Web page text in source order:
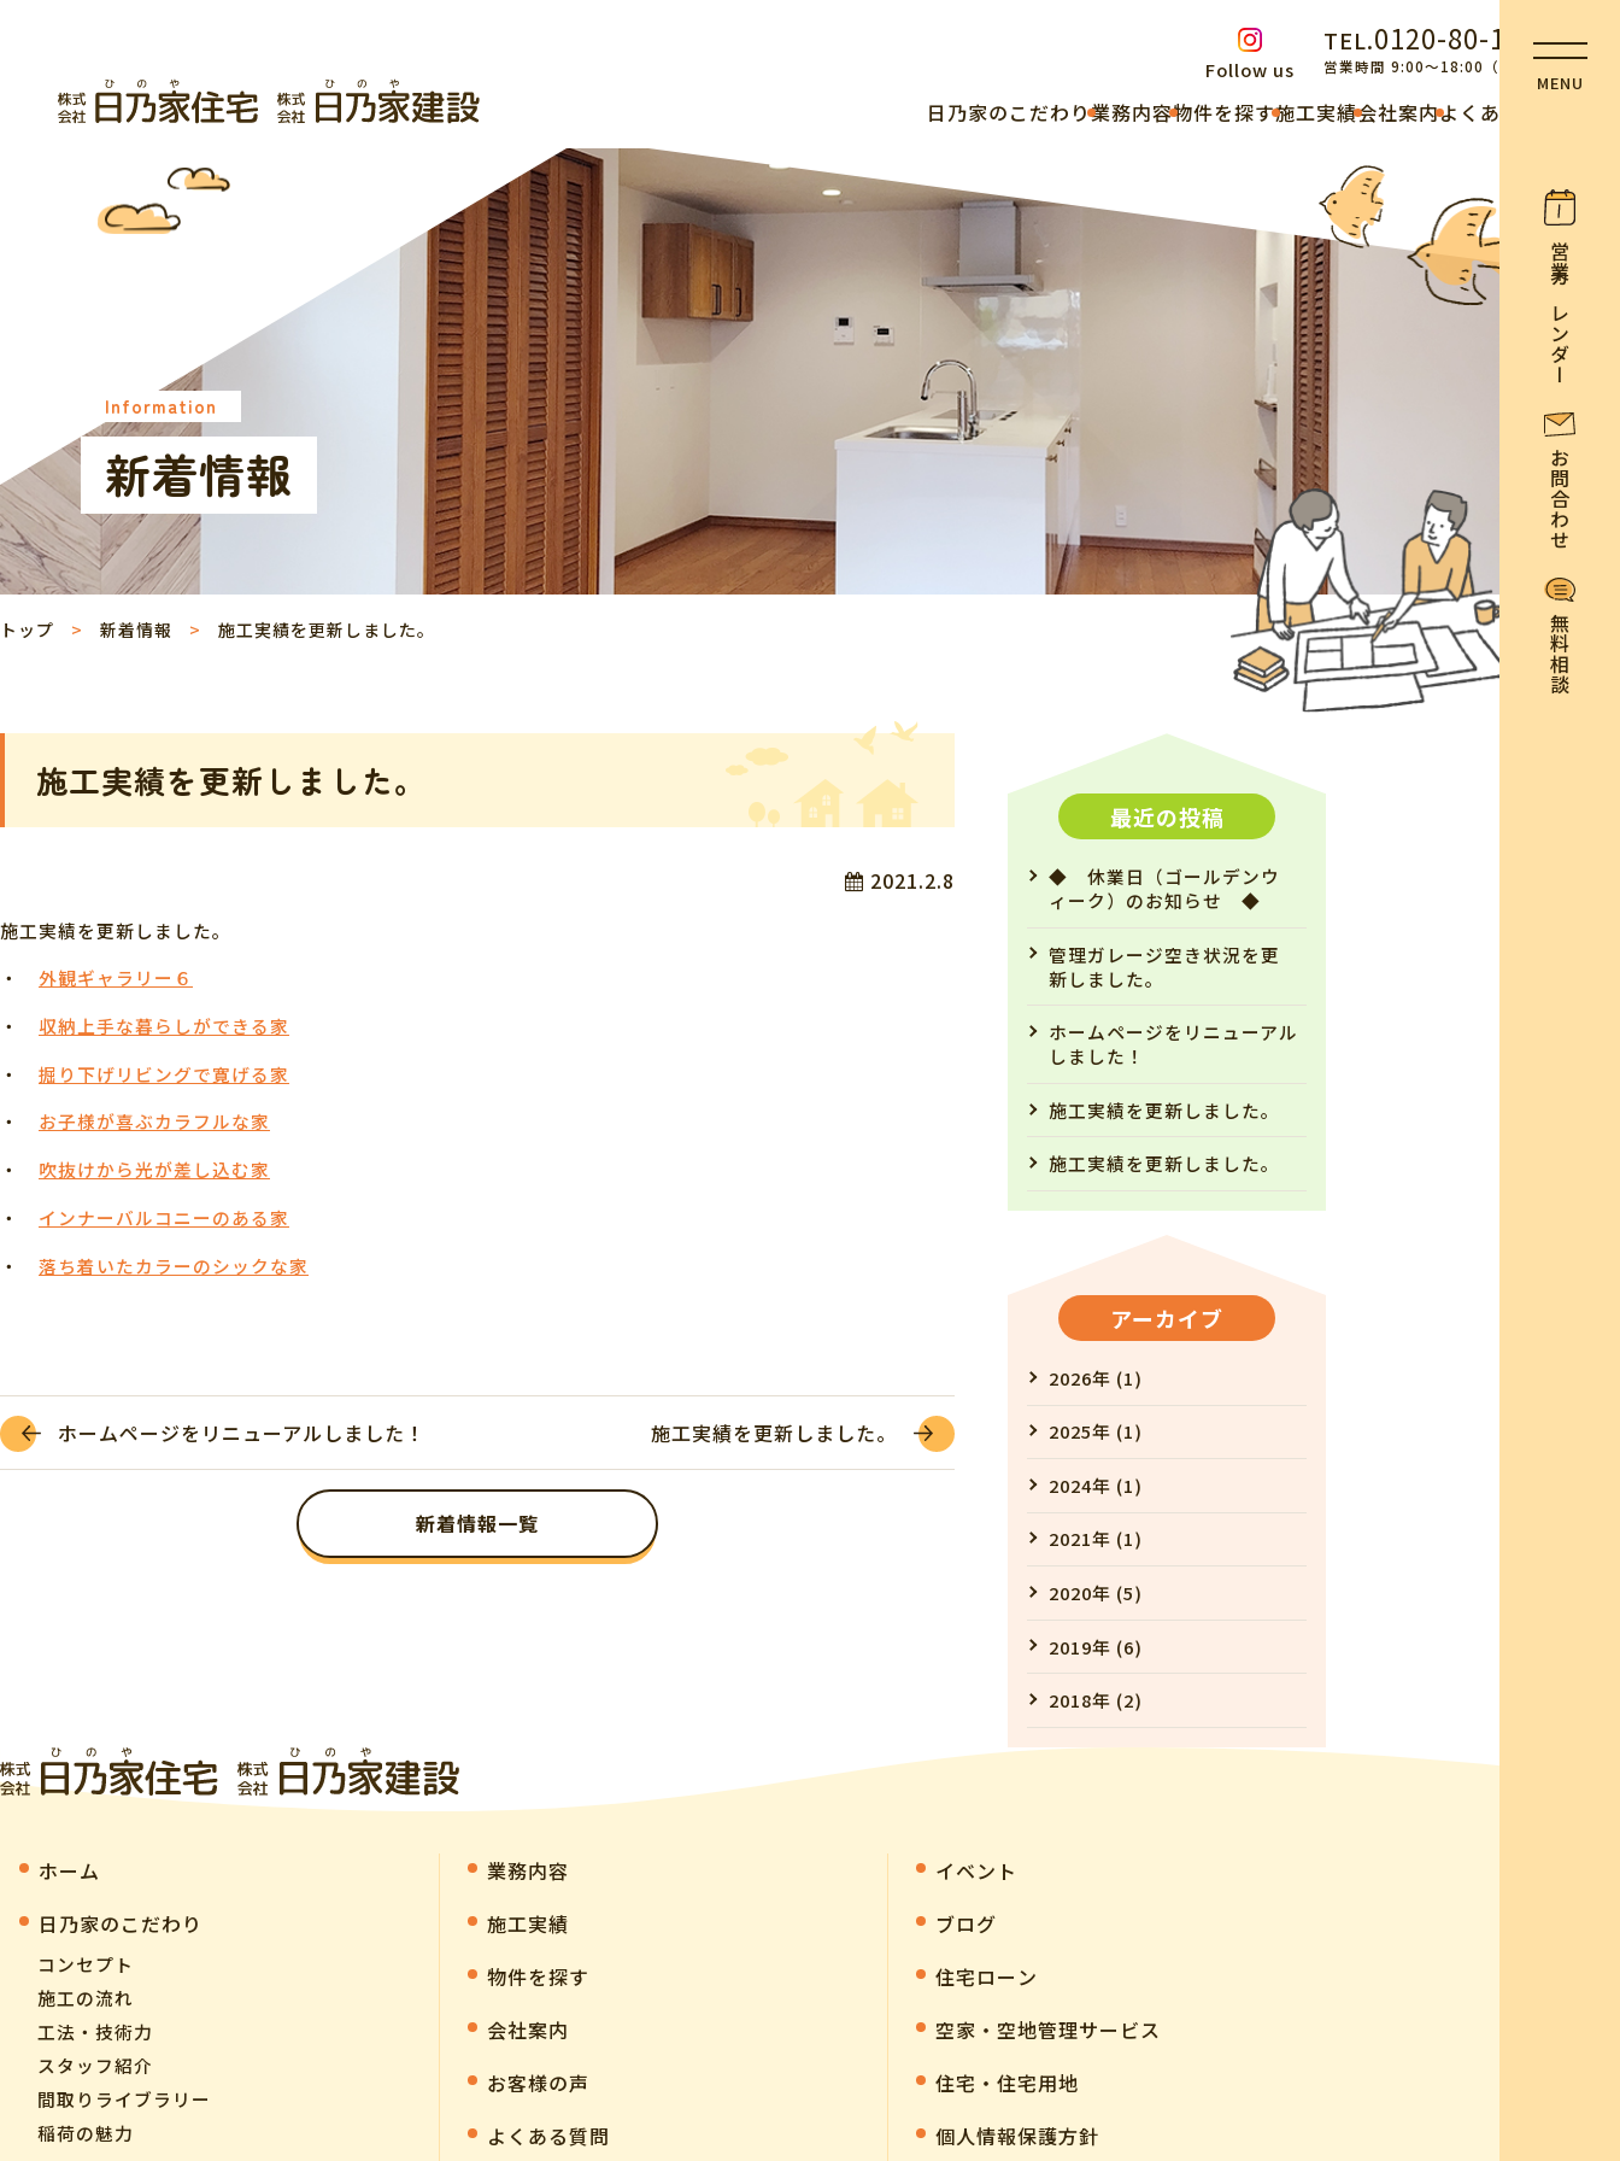
Follow us
TEL.0120-80-1118
営業時間 9:00～18:00（不定休）
⽇乃家のこだわり業務内容物件を探す施工実績会社案内よくある質問
営業カレンダー
お問合わせ
無料相談
Information
新着情報
トップ 新着情報 施工実績を更新しました。
施工実績を更新しました。
2021.2.8
施工実績を更新しました。
・ 外観ギャラリー６
・ 収納上手な暮らしができる家
・ 掘り下げリビングで寛げる家
・ お子様が喜ぶカラフルな家
・ 吹抜けから光が差し込む家
・ インナーバルコニーのある家
・ 落ち着いたカラーのシックな家
ホームページをリニューアルしました！ 施工実績を更新しました。
新着情報一覧
最近の投稿
◆ 休業日（ゴールデンウ
ィーク）のお知らせ ◆
管理ガレージ空き状況を更
新しました。
ホームページをリニューアル
しました！
施工実績を更新しました。
施工実績を更新しました。
アーカイブ
2026年 (1)
2025年 (1)
2024年 (1)
2021年 (1)
2020年 (5)
2019年 (6)
2018年 (2)
ホーム
⽇乃家のこだわり
コンセプト
施工の流れ
工法・技術力
スタッフ紹介
間取りライブラリー
稲荷の魅力
業務内容
施工実績
物件を探す
会社案内
お客様の声
よくある質問
イベント
ブログ
住宅ローン
空家・空地管理サービス
住宅・住宅用地
個人情報保護方針